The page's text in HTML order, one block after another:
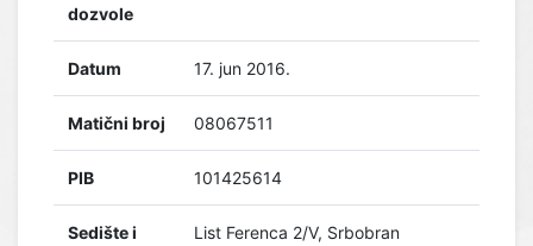
dozvole
Datum 17. jun 2016.
Matični broj 08067511
PIB 101425614
Sedište i
List Ferenca 2/V, Srbobran